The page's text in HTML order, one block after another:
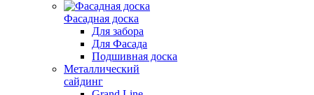
Фасадная доска
Для забора
Для Фасада
Подшивная доска
Металлический
сайдинг